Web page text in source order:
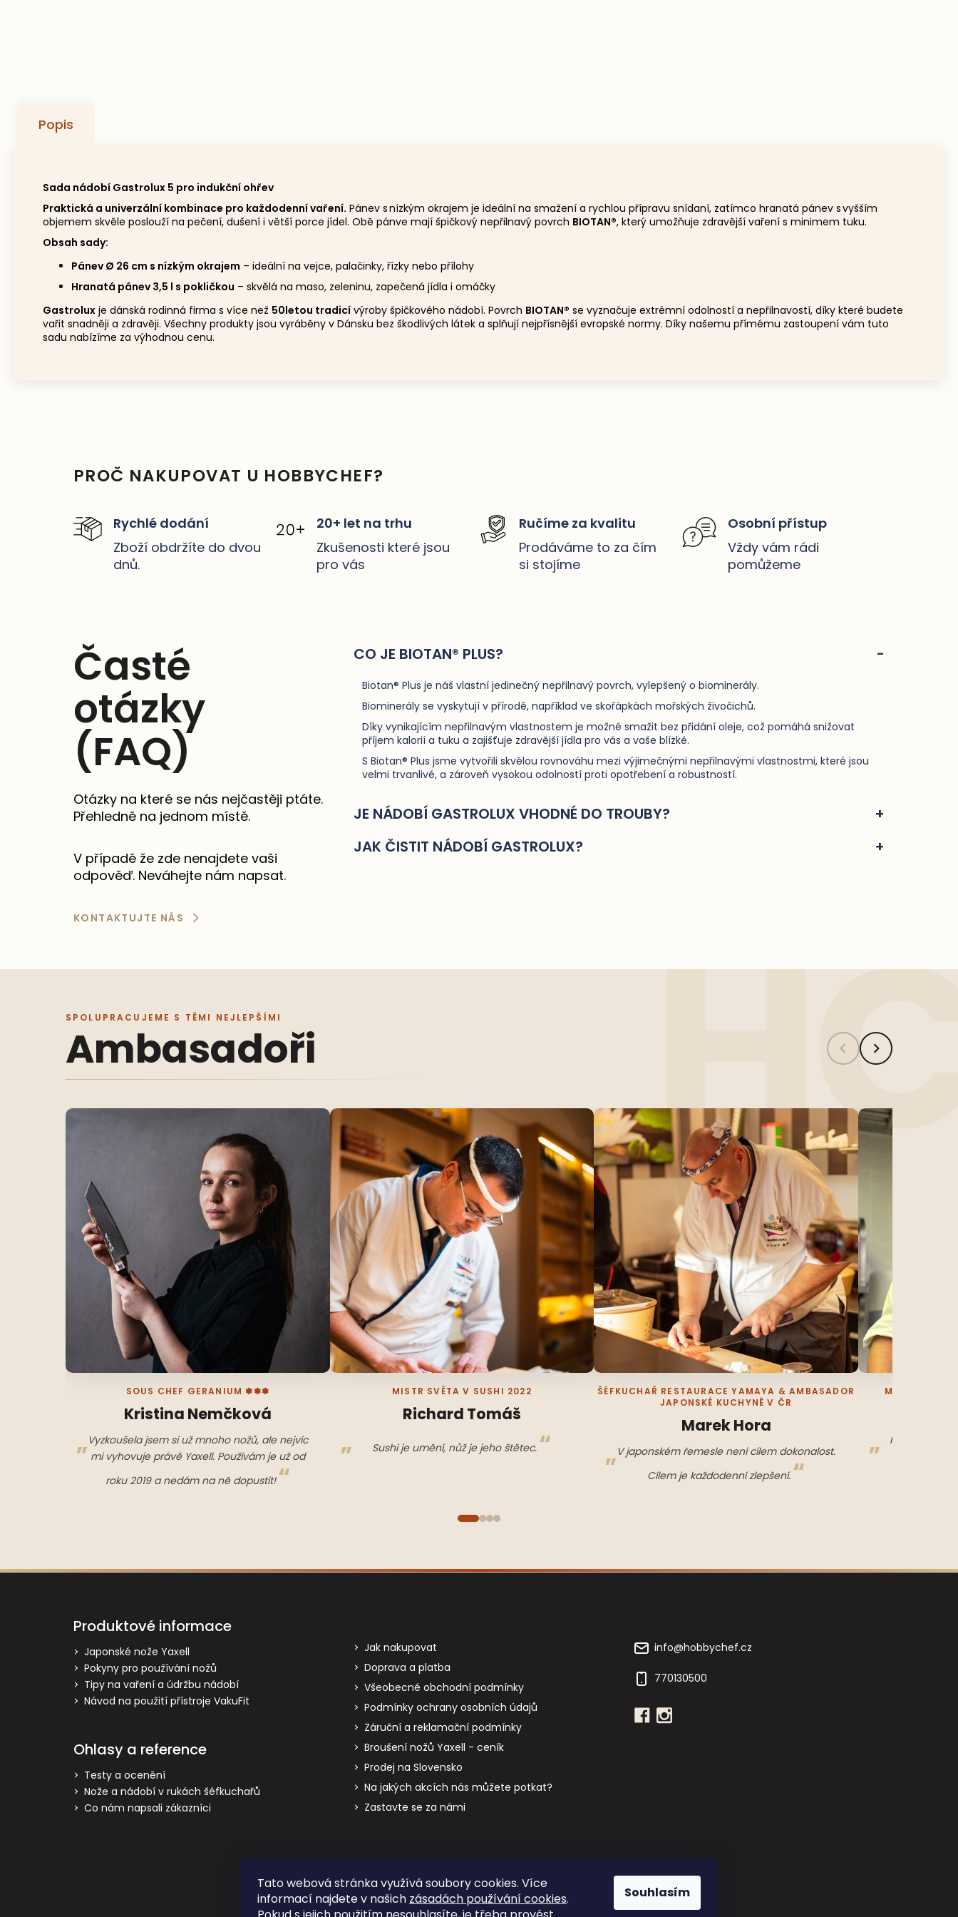
Tato webová stránka využívá soubory cookies. Více
informací najdete v našich zásadách používání cookies.
Souhlasím
Popis
Sada nádobí Gastrolux 5 pro indukční ohřev
Praktická a univerzální kombinace pro každodenní vaření. Pánev s nízkým okrajem je ideální na smažení a rychlou přípravu snídaní, zatímco hranatá pánev s vyšším
objemem skvěle poslouží na pečení, dušení i větší porce jídel. Obě pánve mají špičkový nepřilnavý povrch BIOTAN®, který umožňuje zdravější vaření s minimem tuku.
Obsah sady:
Pánev Ø 26 cm s nízkým okrajem – ideální na vejce, palačinky, řízky nebo přílohy
Hranatá pánev 3,5 l s pokličkou – skvělá na maso, zeleninu, zapečená jídla i omáčky
Gastrolux je dánská rodinná firma s více než 50letou tradicí výroby špičkového nádobí. Povrch BIOTAN® se vyznačuje extrémní odolností a nepřilnavostí, díky které budete
vařit snadněji a zdravěji. Všechny produkty jsou vyráběny v Dánsku bez škodlivých látek a splňují nejpřísnější evropské normy. Díky našemu přímému zastoupení vám tuto
sadu nabízíme za výhodnou cenu.
PROČ NAKUPOVAT U HOBBYCHEF?
Rychlé dodání
Zboží obdržíte do dvou
dnů.
20+ let na trhu
Zkušenosti které jsou
pro vás
Ručíme za kvalitu
Prodáváme to za čím
si stojíme
Osobní přístup
Vždy vám rádi
pomůžeme
Časté
otázky
(FAQ)
Otázky na které se nás nejčastěji ptáte.
Přehledně na jednom místě.
V případě že zde nenajdete vaši
odpověď. Neváhejte nám napsat.
KONTAKTUJTE NÁS
CO JE BIOTAN® PLUS?
Biotan® Plus je náš vlastní jedinečný nepřilnavý povrch, vylepšený o biominerály.
Biominerály se vyskytují v přírodě, například ve skořápkách mořských živočichů.
Díky vynikajícím nepřilnavým vlastnostem je možné smažit bez přidání oleje, což pomáhá snižovat
příjem kalorií a tuku a zajišťuje zdravější jídla pro vás a vaše blízké.
S Biotan® Plus jsme vytvořili skvělou rovnováhu mezi výjimečnými nepřilnavými vlastnostmi, které jsou
velmi trvanlivé, a zároveň vysokou odolností proti opotřebení a robustností.
JE NÁDOBÍ GASTROLUX VHODNÉ DO TROUBY?
JAK ČISTIT NÁDOBÍ GASTROLUX?
SPOLUPRACUJEME S TĚMI NEJLEPŠÍMI
Ambasadoři
SOUS CHEF GERANIUM ✽✽✽
Kristina Nemčková
Vyzkoušela jsem si už mnoho nožů, ale nejvíc
mi vyhovuje právě Yaxell. Používám je už od
roku 2019 a nedám na ně dopustit!
MISTR SVĚTA V SUSHI 2022
Richard Tomáš
Sushi je umění, nůž je jeho štětec.
ŠÉFKUCHAŘ RESTAURACE YAMAYA & AMBASADOR
JAPONSKÉ KUCHYNĚ V ČR
Marek Hora
V japonském řemesle není cílem dokonalost.
Cílem je každodenní zlepšení.
MISTR SVĚTA
Moudrý
Z
Produktové informace
Japonské nože Yaxell
Pokyny pro používání nožů
Tipy na vaření a údržbu nádobí
Návod na použití přístroje VakuFit
Ohlasy a reference
Testy a ocenění
Nože a nádobí v rukách šéfkuchařů
Co nám napsali zákazníci
Jak nakupovat
Doprava a platba
Všeobecné obchodní podmínky
Podmínky ochrany osobních údajů
Záruční a reklamační podmínky
Broušení nožů Yaxell - ceník
Prodej na Slovensko
Na jakých akcích nás můžete potkat?
Zastavte se za námi
info@hobbychef.cz
770130500
yaxell.jp yaxell.cz cobb-gril.cz